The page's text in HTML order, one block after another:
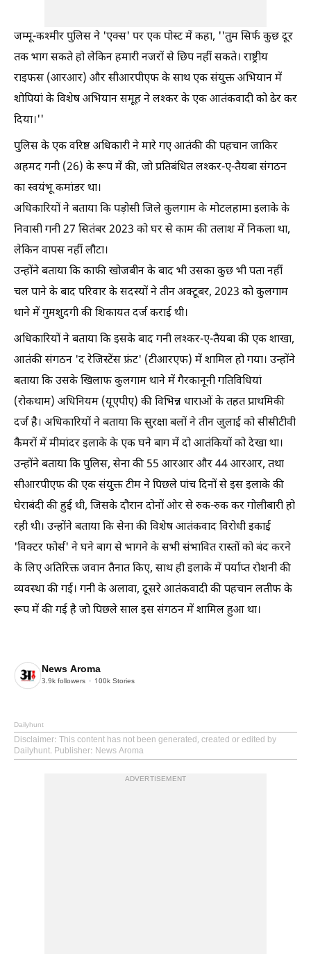
जम्मू-कश्मीर पुलिस ने 'एक्स' पर एक पोस्ट में कहा, ''तुम सिर्फ कुछ दूर
तक भाग सकते हो लेकिन हमारी नजरों से छिप नहीं सकते। राष्ट्रीय
राइफस (आरआर) और सीआरपीएफ के साथ एक संयुक्त अभियान में
शोपियां के विशेष अभियान समूह ने लश्कर के एक आतंकवादी को ढेर कर
दिया।''
पुलिस के एक वरिष्ठ अधिकारी ने मारे गए आतंकी की पहचान जाकिर
अहमद गनी (26) के रूप में की, जो प्रतिबंधित लश्कर-ए-तैयबा संगठन
का स्वयंभू कमांडर था।
अधिकारियों ने बताया कि पड़ोसी जिले कुलगाम के मोटलहामा इलाके के
निवासी गनी 27 सितंबर 2023 को घर से काम की तलाश में निकला था,
लेकिन वापस नहीं लौटा।
उन्होंने बताया कि काफी खोजबीन के बाद भी उसका कुछ भी पता नहीं
चल पाने के बाद परिवार के सदस्यों ने तीन अक्टूबर, 2023 को कुलगाम
थाने में गुमशुदगी की शिकायत दर्ज कराई थी।
अधिकारियों ने बताया कि इसके बाद गनी लश्कर-ए-तैयबा की एक शाखा,
आतंकी संगठन 'द रेजिस्टेंस फ्रंट' (टीआरएफ) में शामिल हो गया। उन्होंने
बताया कि उसके खिलाफ कुलगाम थाने में गैरकानूनी गतिविधियां
(रोकथाम) अधिनियम (यूएपीए) की विभिन्न धाराओं के तहत प्राथमिकी
दर्ज है। अधिकारियों ने बताया कि सुरक्षा बलों ने तीन जुलाई को सीसीटीवी
कैमरों में मीमांदर इलाके के एक घने बाग में दो आतंकियों को देखा था।
उन्होंने बताया कि पुलिस, सेना की 55 आरआर और 44 आरआर, तथा
सीआरपीएफ की एक संयुक्त टीम ने पिछले पांच दिनों से इस इलाके की
घेराबंदी की हुई थी, जिसके दौरान दोनों ओर से रुक-रुक कर गोलीबारी हो
रही थी। उन्होंने बताया कि सेना की विशेष आतंकवाद विरोधी इकाई
'विक्टर फोर्स' ने घने बाग से भागने के सभी संभावित रास्तों को बंद करने
के लिए अतिरिक्त जवान तैनात किए, साथ ही इलाके में पर्याप्त रोशनी की
व्यवस्था की गई। गनी के अलावा, दूसरे आतंकवादी की पहचान लतीफ के
रूप में की गई है जो पिछले साल इस संगठन में शामिल हुआ था।
News Aroma
3.9k followers 100k Stories
Dailyhunt
Disclaimer: This content has not been generated, created or edited by
Dailyhunt. Publisher: News Aroma
ADVERTISEMENT